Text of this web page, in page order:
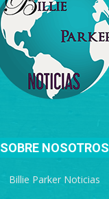
SOBRE NOSOTROS
Billie Parker Noticias